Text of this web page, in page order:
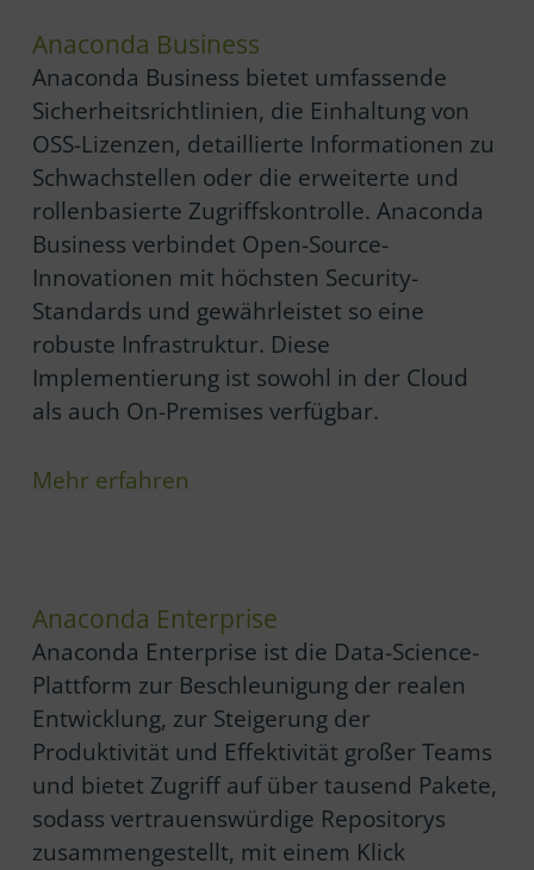
Anaconda Business
Anaconda Business bietet umfassende
Sicherheitsrichtlinien, die Einhaltung von
OSS-Lizenzen, detaillierte Informationen zu
Schwachstellen oder die erweiterte und
rollenbasierte Zugriffskontrolle. Anaconda
Business verbindet Open-Source-
Innovationen mit höchsten Security-
Standards und gewährleistet so eine
robuste Infrastruktur. Diese
Implementierung ist sowohl in der Cloud
als auch On-Premises verfügbar.
Mehr erfahren
Anaconda Enterprise
Anaconda Enterprise ist die Data-Science-
Plattform zur Beschleunigung der realen
Entwicklung, zur Steigerung der
Produktivität und Effektivität großer Teams
und bietet Zugriff auf über tausend Pakete,
sodass vertrauenswürdige Repositorys
zusammengestellt, mit einem Klick